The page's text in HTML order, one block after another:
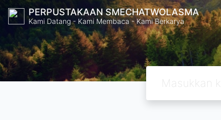
PERPUSTAKAAN SMECHATWOLASMA
Kami Datang - Kami Membaca - Kami Berkarya